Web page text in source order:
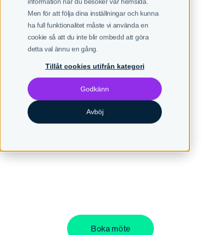
Men för att följa dina inställningar och kunna
ha full funktionalitet måste vi använda en
cookie så att du inte blir ombedd att göra
detta val ännu en gång.
Tillåt cookies utifrån kategori
Godkänn
Avböj
SVEN
/ Varför ska du välja Smarkify?
Få ett helt
av en anställd
Boka möte